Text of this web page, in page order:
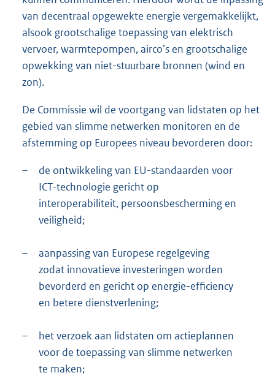
van decentraal opgewekte energie vergemakkelijkt,
alsook grootschalige toepassing van elektrisch
vervoer, warmtepompen, airco’s en grootschalige
opwekking van niet-stuurbare bronnen (wind en
zon).
De Commissie wil de voortgang van lidstaten op het
gebied van slimme netwerken monitoren en de
afstemming op Europees niveau bevorderen door:
–
de ontwikkeling van EU-standaarden voor
ICT-technologie gericht op
interoperabiliteit, persoonsbescherming en
veiligheid;
–
aanpassing van Europese regelgeving
zodat innovatieve investeringen worden
bevorderd en gericht op energie-efficiency
en betere dienstverlening;
–
het verzoek aan lidstaten om actieplannen
voor de toepassing van slimme netwerken
te maken;